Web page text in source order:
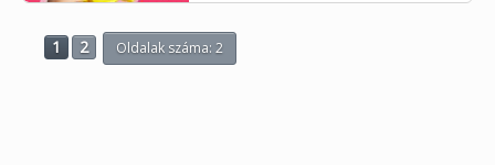
1 2 Oldalak száma: 2